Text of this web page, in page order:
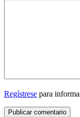
Regístrese para